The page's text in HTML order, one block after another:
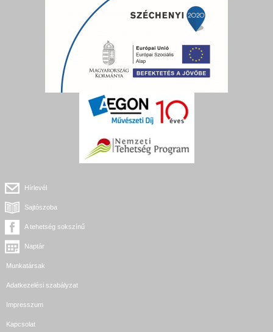
Hírlevél
Sajtószoba
A tehetség sokszínű
Naptár
Munkatársak
Adatkezelési szabályzat
Impresszum
Kapcsolat